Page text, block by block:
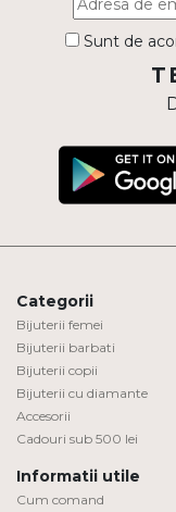
Sunt de
Categorii
Bijuterii femei
Bijuterii barbati
Bijuterii copii
Bijuterii cu diamante
Accesorii
Cadouri sub 500 lei
Informatii utile
Cum comand